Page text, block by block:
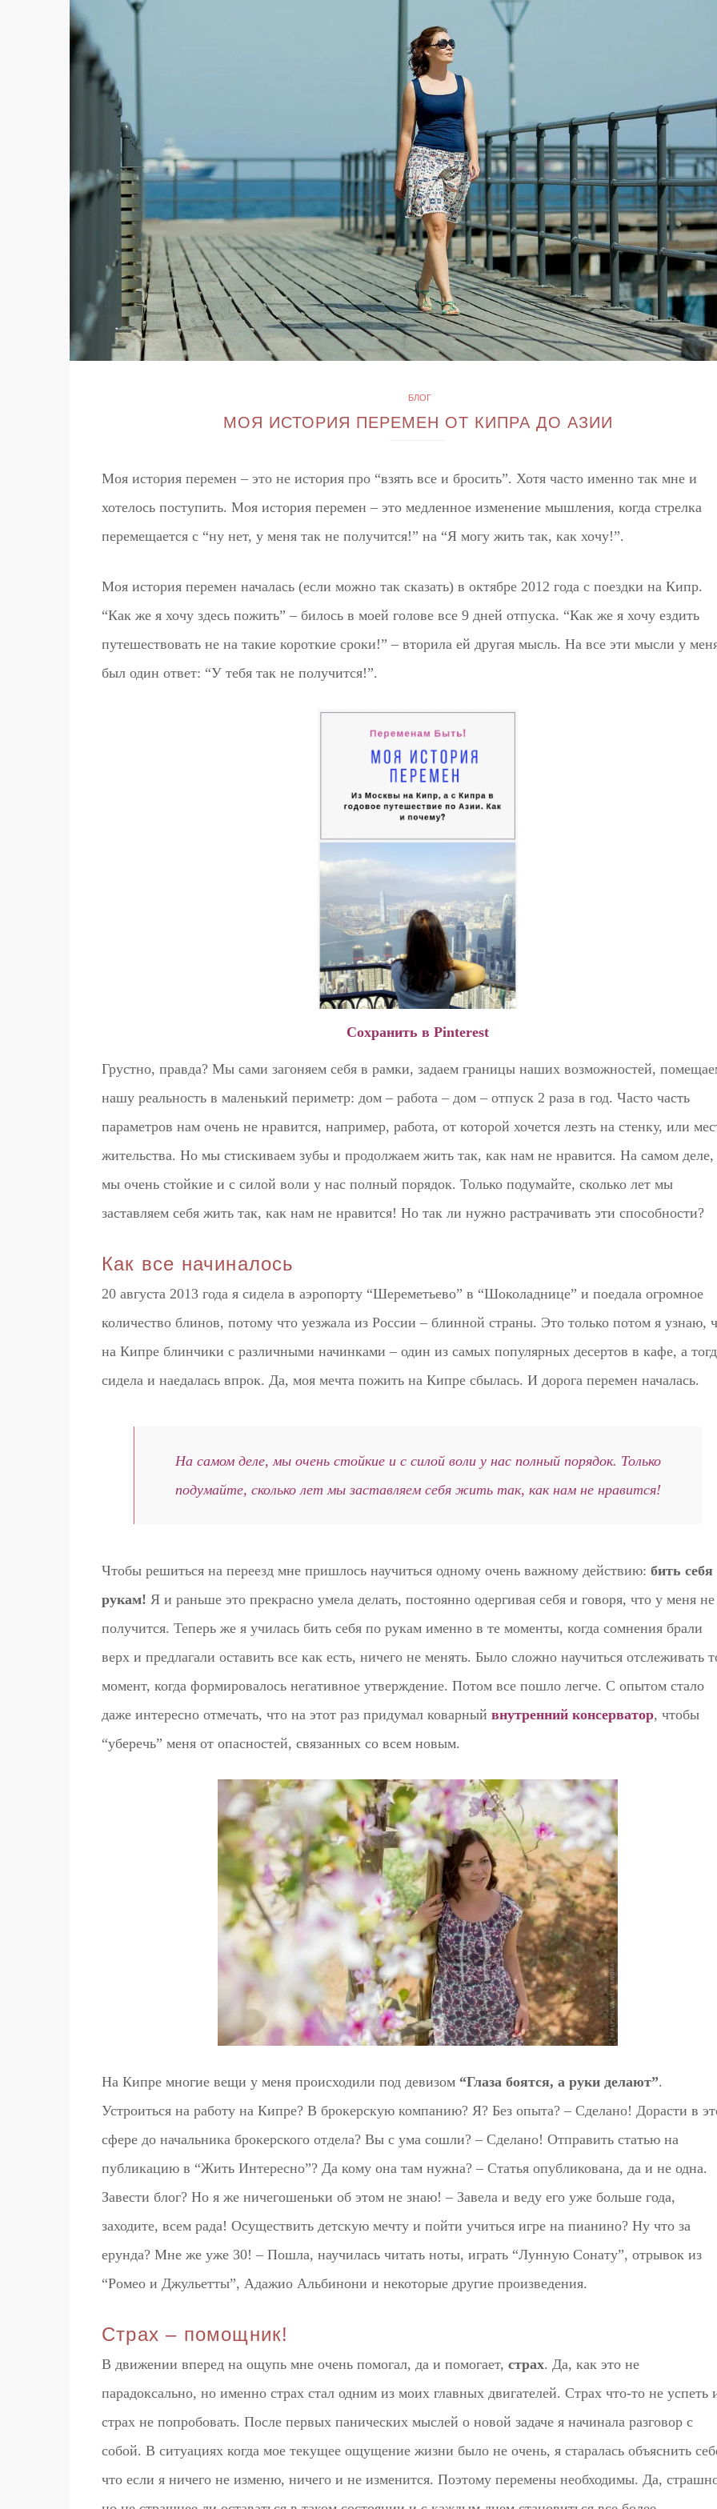
БЛОГ
МОЯ ИСТОРИЯ ПЕРЕМЕН ОТ КИПРА ДО АЗИИ
Моя история перемен – это не история про “взять все и бросить”. Хотя часто именно так мне и
хотелось поступить. Моя история перемен – это медленное изменение мышления, когда стрелка
перемещается с “ну нет, у меня так не получится!” на “Я могу жить так, как хочу!”.
Моя история перемен началась (если можно так сказать) в октябре 2012 года с поездки на Кипр.
“Как же я хочу здесь пожить” – билось в моей голове все 9 дней отпуска. “Как же я хочу ездить
путешествовать не на такие короткие сроки!” – вторила ей другая мысль. На все эти мысли у
был один ответ: “У тебя так не получится!”.
Сохранить в Pinterest
Грустно, правда? Мы сами загоняем себя в рамки, задаем границы наших возможностей,
нашу реальность в маленький периметр: дом – работа – дом – отпуск 2 раза в год. Часто часть
параметров нам очень не нравится, например, работа, от которой хочется лезть на стенку, или
жительства. Но мы стискиваем зубы и продолжаем жить так, как нам не нравится. На самом деле,
мы очень стойкие и с силой воли у нас полный порядок. Только подумайте, сколько лет мы
заставляем себя жить так, как нам не нравится! Но так ли нужно растрачивать эти способности?
Как все начиналось
20 августа 2013 года я сидела в аэропорту “Шереметьево” в “Шоколаднице” и поедала огромное
количество блинов, потому что уезжала из России – блинной страны. Это только потом я узнаю,
на Кипре блинчики с различными начинками – один из самых популярных десертов в кафе, а
сидела и наедалась впрок. Да, моя мечта пожить на Кипре сбылась. И дорога перемен началась.
На самом деле, мы очень стойкие и с силой воли у нас полный порядок. Только
подумайте, сколько лет мы заставляем себя жить так, как нам не нравится!
Чтобы решиться на переезд мне пришлось научиться одному очень важному действию: бить себя
рукам! Я и раньше это прекрасно умела делать, постоянно одергивая себя и говоря, что у меня не
получится. Теперь же я училась бить себя по рукам именно в те моменты, когда сомнения брали
верх и предлагали оставить все как есть, ничего не менять. Было сложно научиться отслеживать
момент, когда формировалось негативное утверждение. Потом все пошло легче. С опытом стало
даже интересно отмечать, что на этот раз придумал коварный внутренний консерватор, чтобы
“уберечь” меня от опасностей, связанных со всем новым.
На Кипре многие вещи у меня происходили под девизом “Глаза боятся, а руки делают”.
Устроиться на работу на Кипре? В брокерскую компанию? Я? Без опыта? – Сделано! Дорасти в
сфере до начальника брокерского отдела? Вы с ума сошли? – Сделано! Отправить статью на
публикацию в “Жить Интересно”? Да кому она там нужна? – Статья опубликована, да и не одна.
Завести блог? Но я же ничегошеньки об этом не знаю! – Завела и веду его уже больше года,
заходите, всем рада! Осуществить детскую мечту и пойти учиться игре на пианино? Ну что за
ерунда? Мне же уже 30! – Пошла, научилась читать ноты, играть “Лунную Сонату”, отрывок из
“Ромео и Джульетты”, Адажио Альбинони и некоторые другие произведения.
Страх – помощник!
В движении вперед на ощупь мне очень помогал, да и помогает, страх. Да, как это не
парадоксально, но именно страх стал одним из моих главных двигателей. Страх что-то не успеть
страх не попробовать. После первых панических мыслей о новой задаче я начинала разговор с
собой. В ситуациях когда мое текущее ощущение жизни было не очень, я старалась объяснить
что если я ничего не изменю, ничего и не изменится. Поэтому перемены необходимы. Да,